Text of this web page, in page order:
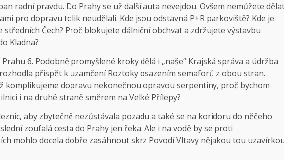
radní pravdu. Do Prahy se už další auta nevejdou. Ovšem nemůžete dělat
pro dopravu tolik neudělali. Kde jsou odstavná P+R parkoviště? Kde je
Čech? Proč blokujete dálniční obchvat a zdržujete výstavbu
Kladna?
6. Podobně promyšlené kroky dělá i „naše“ Krajská správa a údržba
přispět k uzamčení Roztoky osazením semaforů z obou stran.
komplikujeme dopravu nekonečnou opravou serpentiny, proč bychom
i na druhé straně směrem na Velké Přílepy?
aby zbytečně nezůstávala pozadu a také se na koridoru do něčeho
zoufalá cesta do Prahy jen řeka. Ale i na vodě by se proti
mohlo docela dobře zasáhnout skrz Povodí Vltavy nějakou tou